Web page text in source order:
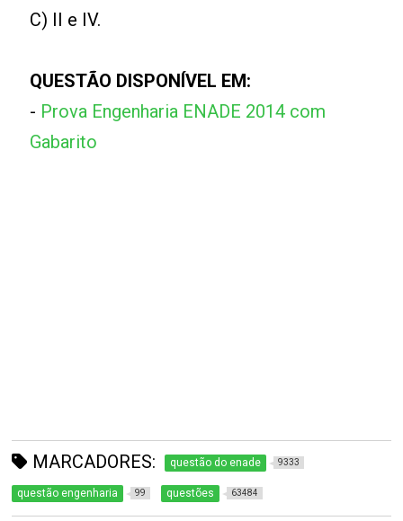
C) II e IV.
QUESTÃO DISPONÍVEL EM:
- Prova Engenharia ENADE 2014 com
Gabarito
MARCADORES: questão do enade 9333
questão engenharia 99 questões 63484